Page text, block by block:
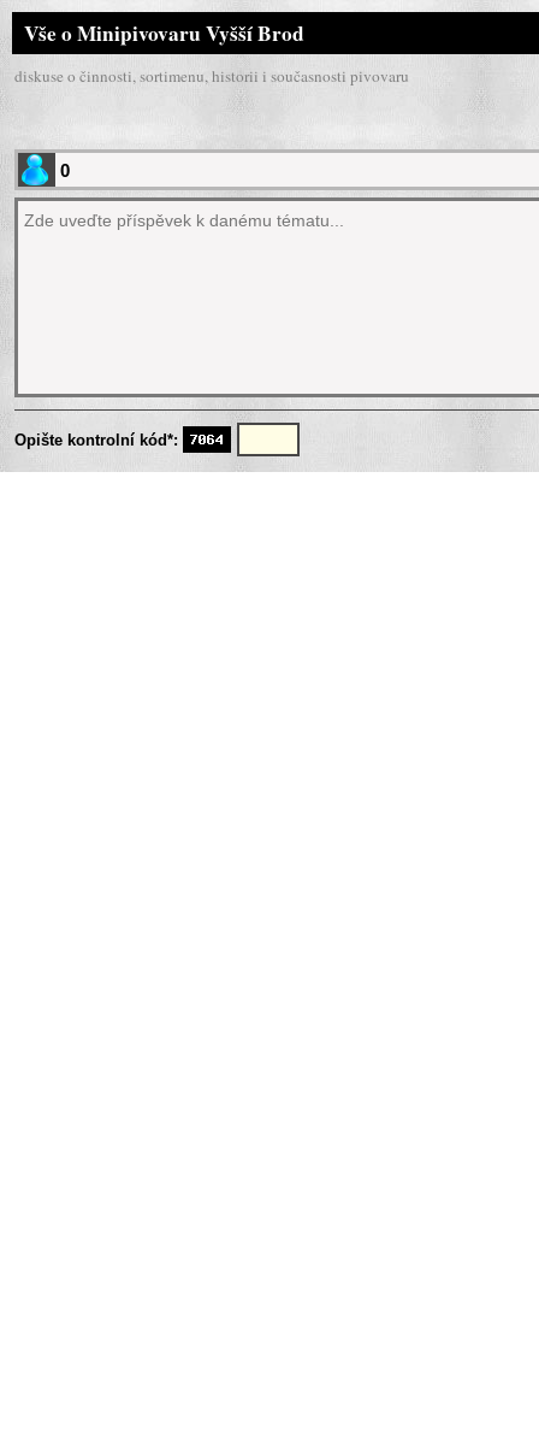
Vše o Minipivovaru Vyšší Brod
diskuse o činnosti, sortimenu, historii i současnosti pivovaru
Opište kontrolní kód*: